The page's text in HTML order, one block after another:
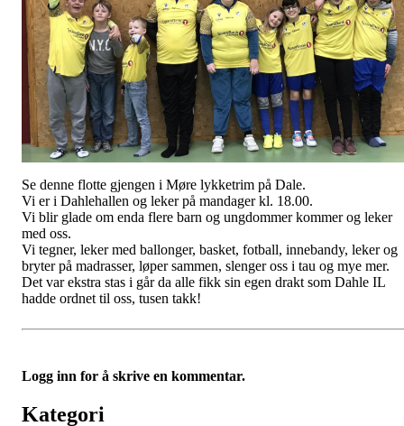
Se denne flotte gjengen i Møre lykketrim på Dale.
Vi er i Dahlehallen og leker på mandager kl. 18.00.
Vi blir glade om enda flere barn og ungdommer kommer og leker
med oss.
Vi tegner, leker med ballonger, basket, fotball, innebandy, leker og
bryter på madrasser, løper sammen, slenger oss i tau og mye mer.
Det var ekstra stas i går da alle fikk sin egen drakt som Dahle IL
hadde ordnet til oss, tusen takk!
Logg inn for å skrive en kommentar.
Kategori